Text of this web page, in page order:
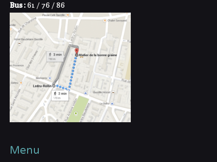
Bus :61 / 76 / 86
Menu